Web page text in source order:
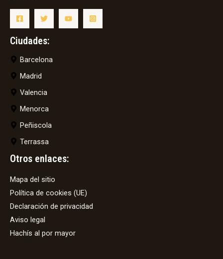
Ciudades:
Barcelona
Madrid
Valencia
Menorca
Peñiscola
Terrassa
Otros enlaces:
Mapa del sitio
Política de cookies (UE)
Declaración de privacidad
Aviso legal
Hachís al por mayor